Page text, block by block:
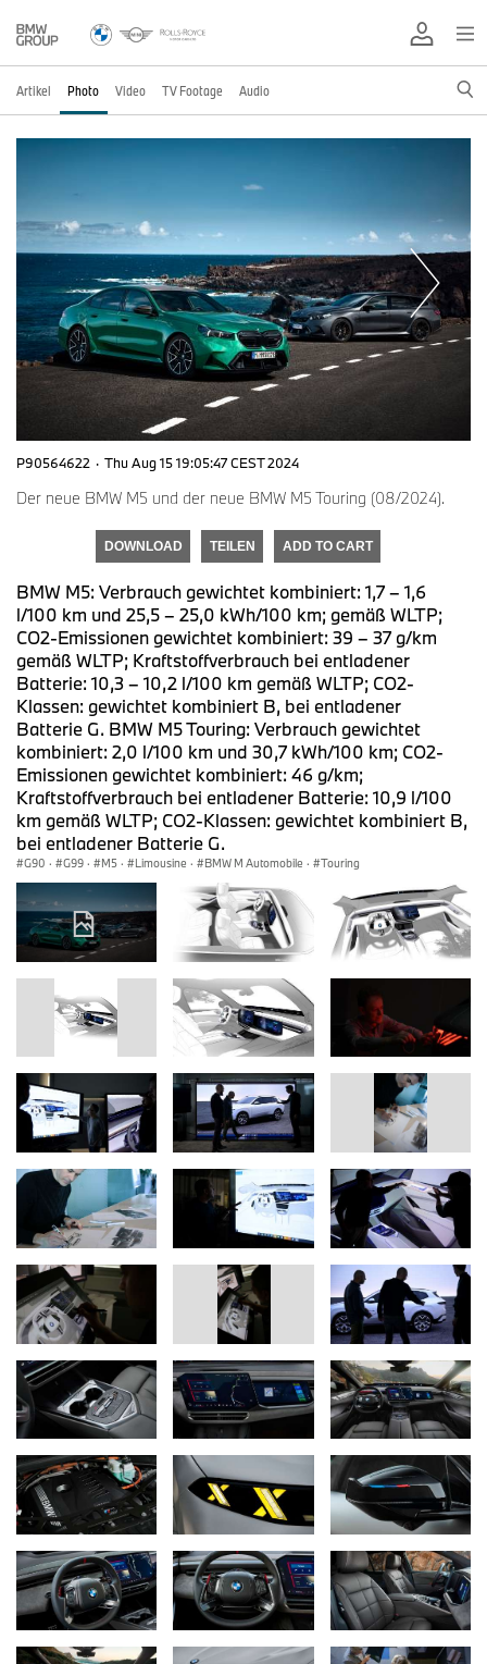
Artikel Photo Video TV Footage Audio
P90564622 · Thu Aug 15 19:05:47 CEST 2024
Der neue BMW M5 und der neue BMW M5 Touring (08/2024).
DOWNLOAD TEILEN ADD TO CART
BMW M5: Verbrauch gewichtet kombiniert: 1,7 – 1,6
l/100 km und 25,5 – 25,0 kWh/100 km; gemäß WLTP;
CO2-Emissionen gewichtet kombiniert: 39 – 37 g/km
gemäß WLTP; Kraftstoffverbrauch bei entladener
Batterie: 10,3 – 10,2 l/100 km gemäß WLTP; CO2-
Klassen: gewichtet kombiniert B, bei entladener
Batterie G. BMW M5 Touring: Verbrauch gewichtet
kombiniert: 2,0 l/100 km und 30,7 kWh/100 km; CO2-
Emissionen gewichtet kombiniert: 46 g/km;
Kraftstoffverbrauch bei entladener Batterie: 10,9 l/100
km gemäß WLTP; CO2-Klassen: gewichtet kombiniert B,
bei entladener Batterie G.
G90 · G99 · M5 · Limousine · BMW M Automobile · Touring